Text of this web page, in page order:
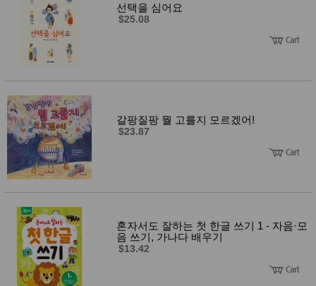
선택을 심어요
$25.08
갈팡질팡 뭘 고를지 모르겠어!
$23.87
혼자서도 잘하는 첫 한글 쓰기 1 - 자음·모
음 쓰기, 가나다 배우기
$13.42